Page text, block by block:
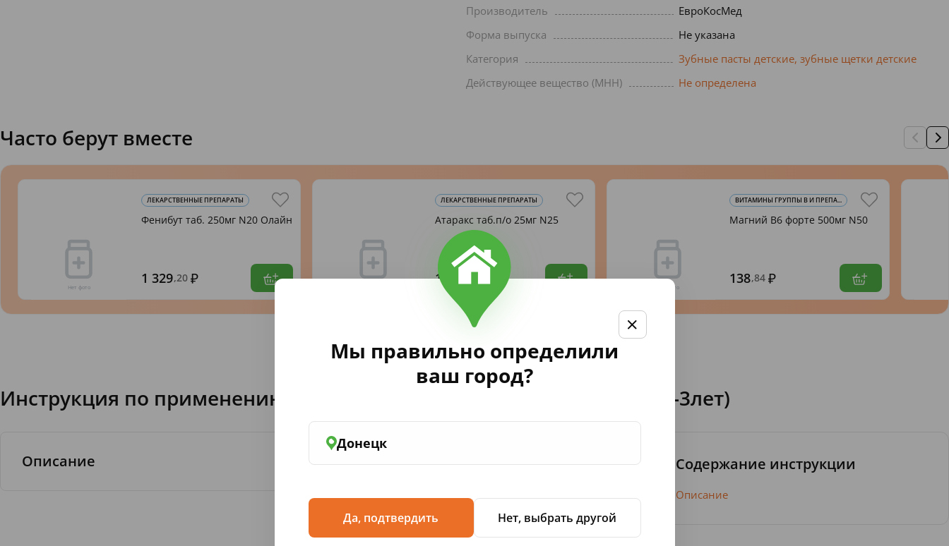
Мы правильно определили
ваш город?
Донецк
Да, подтвердить Нет, выбрать другой
Производитель
ЕвроКосМед
Форма выпуска
Не указана
Категория
Зубные пасты детские, зубные щетки детские
Действующее вещество (МНН)
Не определена
Часто берут вместе
ЛЕКАРСТВЕННЫЕ ПРЕПАРАТЫ
Фенибут таб. 250мг N20 Олайн
1 329,20
ЛЕКАРСТВЕННЫЕ ПРЕПАРАТЫ
Атаракс таб.п/о 25мг N25
131
ВИТАМИНЫ ГРУППЫ В И ПРЕПА...
Магний В6 форте 500мг N50
138,84
Инструкция по применению З/п Рокс Baby неж.ух.45г аром.липы (0-3лет)
Описание
производится из сырья самого высокого качества.
ROCS ЗУБНАЯ ПАСТА BABY НЕЖНЫЙ УХОД - разработана специально для
Содержание инструкции
Описание